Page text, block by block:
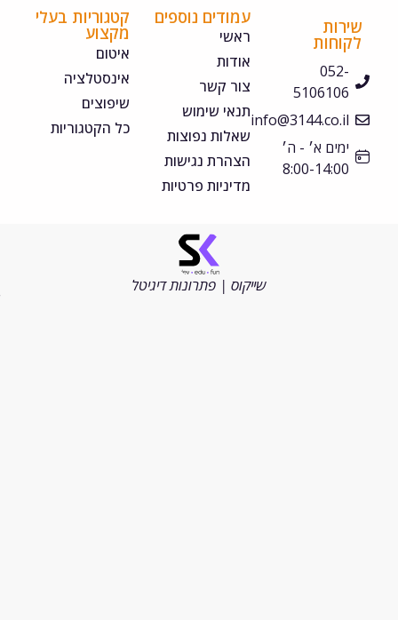
052-
5106106
info@3144.co.il
ימים א׳ - ה׳
8:00-14:00
עמודים נוספים
צור קשר
תנאי שימוש
שאלות נפוצות
הצהרת נגישות
מדיניות פרטיות
קטגוריות בעלי
אינסטלציה
שיפוצים
כל הקטגוריות
שייקוס | פתרונות דיגיטל
שמורות